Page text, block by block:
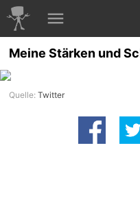
Meine Stärken und
Quelle:Twitter